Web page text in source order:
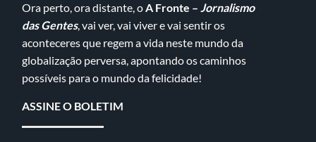
Ora perto, ora distante, oA Fronte – Jornalismo
das Gentes, vai ver, vai viver e vai sentir os
aconteceres que regem a vida neste mundo da
globalização perversa, apontando os caminhos
possíveis para o mundo da felicidade!
ASSINE O BOLETIM